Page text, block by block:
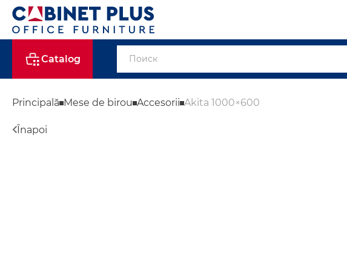
Catalog
Principală Mese de birou Accesorii Akita 1000×600
Înapoi